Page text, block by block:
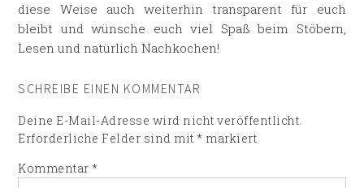
diese Weise auch weiterhin transparent für euch
bleibt und wünsche euch viel Spaß beim Stöbern,
Lesen und natürlich Nachkochen!
SCHREIBE EINEN KOMMENTAR
Deine E-Mail-Adresse wird nicht veröffentlicht.
Erforderliche Felder sind mit* markiert
Kommentar*